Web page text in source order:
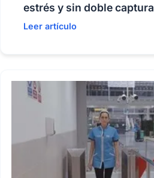
estrés y sin doble captura
Leer artículo